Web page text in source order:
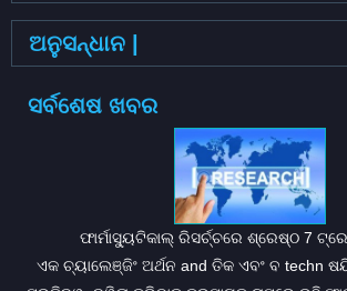
ଅନୁସନ୍ଧାନ |
ସର୍ବଶେଷ ଖବର
ଫାର୍ମାସ୍ୟୁଟିକାଲ୍ ରିସର୍ଚ୍ଚରେ ଶ୍ରେଷ୍ଠ 7
ଏକ ଚ୍ୟାଲେଞ୍ଜିଂ ଅର୍ଥନ and ତିକ ଏବଂ ବ techn